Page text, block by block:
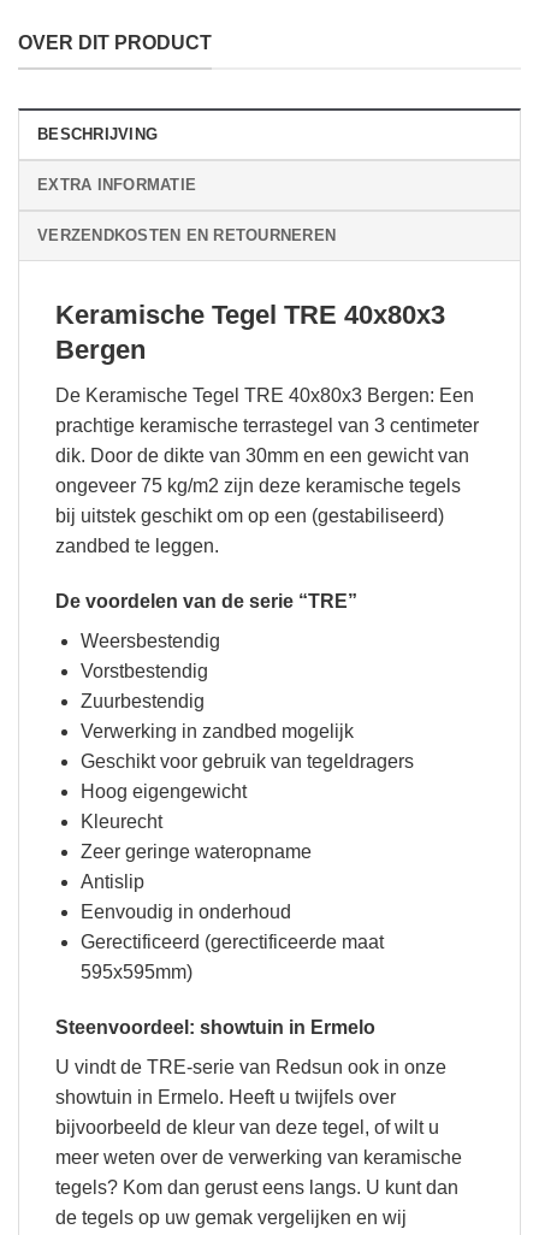
OVER DIT PRODUCT
BESCHRIJVING
EXTRA INFORMATIE
VERZENDKOSTEN EN RETOURNEREN
Keramische Tegel TRE 40x80x3
Bergen
De Keramische Tegel TRE 40x80x3 Bergen: Een
prachtige keramische terrastegel van 3 centimeter
dik. Door de dikte van 30mm en een gewicht van
ongeveer 75 kg/m2 zijn deze keramische tegels
bij uitstek geschikt om op een (gestabiliseerd)
zandbed te leggen.
De voordelen van de serie “TRE”
Weersbestendig
Vorstbestendig
Zuurbestendig
Verwerking in zandbed mogelijk
Geschikt voor gebruik van tegeldragers
Hoog eigengewicht
Kleurecht
Zeer geringe wateropname
Antislip
Eenvoudig in onderhoud
Gerectificeerd (gerectificeerde maat
595x595mm)
Steenvoordeel: showtuin in Ermelo
U vindt de TRE-serie van Redsun ook in onze
showtuin in Ermelo. Heeft u twijfels over
bijvoorbeeld de kleur van deze tegel, of wilt u
meer weten over de verwerking van keramische
tegels? Kom dan gerust eens langs. U kunt dan
de tegels op uw gemak vergelijken en wij